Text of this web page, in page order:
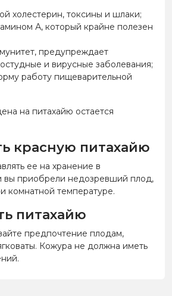
холестерин, токсины и шлаки;
А, который крайне полезен
предупреждает
и вирусные заболевания;
работу пищеварительной
на питахайю остается
красную питахайю
ее на хранение в
вы приобрели недозревший плод,
комнатной температуре.
питахайю
предпочтение плодам,
Кожура не должна иметь